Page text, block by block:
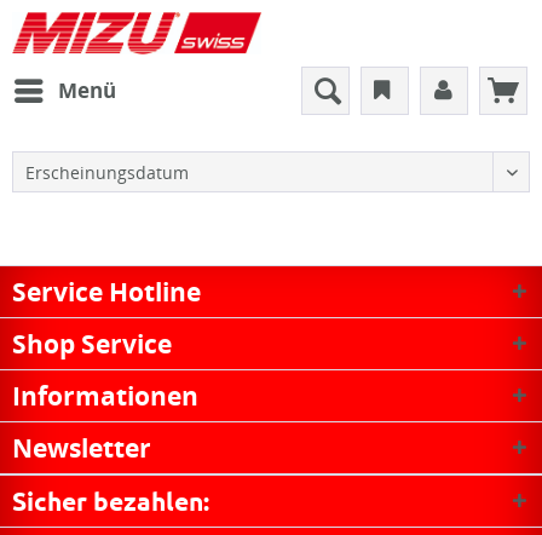
Menü
Service Hotline
Shop Service
Informationen
Newsletter
Sicher bezahlen: